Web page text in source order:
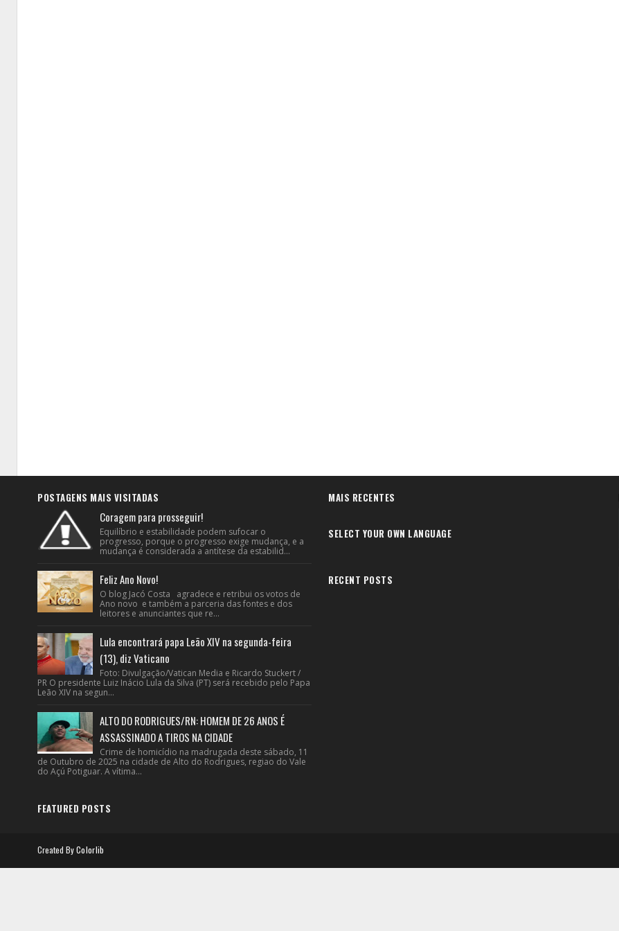
POSTAGENS MAIS VISITADAS
Coragem para prosseguir!
Equilíbrio e estabilidade podem sufocar o
progresso, porque o progresso exige mudança, e a
mudança é considerada a antítese da estabilid...
Feliz Ano Novo!
O blog Jacó Costa agradece e retribui os votos de
Ano novo e também a parceria das fontes e dos
leitores e anunciantes que re...
Lula encontrará papa Leão XIV na segunda-feira
(13), diz Vaticano
Foto: Divulgação/Vatican Media e Ricardo Stuckert /
PR O presidente Luiz Inácio Lula da Silva (PT) será recebido pelo Papa
Leão XIV na segun...
ALTO DO RODRIGUES/RN: HOMEM DE 26 ANOS É
ASSASSINADO A TIROS NA CIDADE
Crime de homicídio na madrugada deste sábado, 11
de Outubro de 2025 na cidade de Alto do Rodrigues, regiao do Vale
do Açú Potiguar. A vítima...
FEATURED POSTS
MAIS RECENTES
SELECT YOUR OWN LANGUAGE
RECENT POSTS
Created ByColorlib